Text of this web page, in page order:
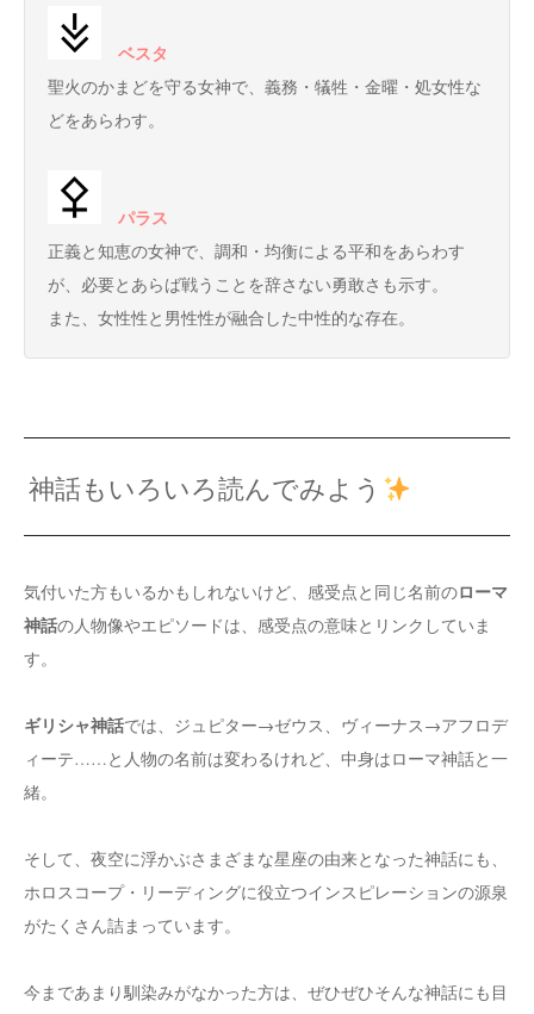
ベスタ
聖火のかまどを守る女神で、義務・犠牲・金曜・処女性な
どをあらわす。
パラス
正義と知恵の女神で、調和・均衡による平和をあらわす
が、必要とあらば戦うことを辞さない勇敢さも示す。
また、女性性と男性性が融合した中性的な存在。
神話もいろいろ読んでみよう
気付いた方もいるかもしれないけど、感受点と同じ名前のローマ
神話の人物像やエピソードは、感受点の意味とリンクしていま
す。
ギリシャ神話では、ジュピター→ゼウス、ヴィーナス→アフロデ
ィーテ……と人物の名前は変わるけれど、中身はローマ神話と一
緒。
そして、夜空に浮かぶさまざまな星座の由来となった神話にも、
ホロスコープ・リーディングに役立つインスピレーションの源泉
がたくさん詰まっています。
今まであまり馴染みがなかった方は、ぜひぜひそんな神話にも目